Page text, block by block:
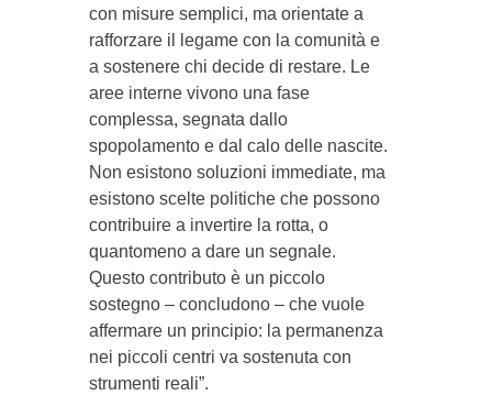
con misure semplici, ma orientate a
rafforzare il legame con la comunità e
a sostenere chi decide di restare. Le
aree interne vivono una fase
complessa, segnata dallo
spopolamento e dal calo delle nascite.
Non esistono soluzioni immediate, ma
esistono scelte politiche che possono
contribuire a invertire la rotta, o
quantomeno a dare un segnale.
Questo contributo è un piccolo
sostegno – concludono – che vuole
affermare un principio: la permanenza
nei piccoli centri va sostenuta con
strumenti reali”.